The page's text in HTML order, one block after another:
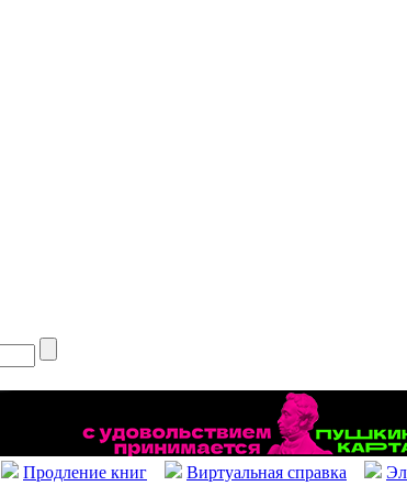
Продление книг Виртуальная справка